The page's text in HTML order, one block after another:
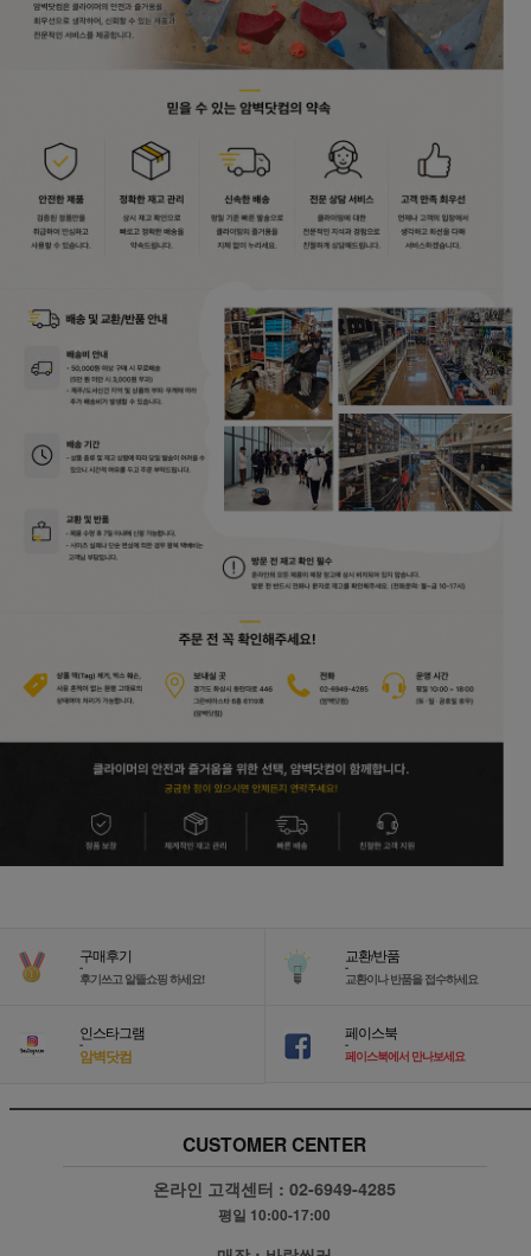
구매후기
-
후기쓰고 알뜰쇼핑 하세요!
교환/반품
-
교환이나 반품을 접수하세요
인스타그램
-
암벽닷컴
페이스북
-
페이스북에서 만나보세요
CUSTOMER CENTER
온라인 고객센터 :02-6949-4285
평일 10:00-17:00